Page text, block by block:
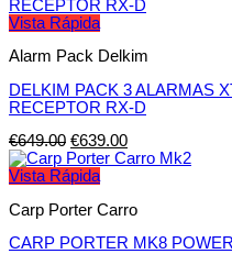
Vista Rápida
Alarm Pack Delkim
DELKIM PACK 3 ALARMAS
RECEPTOR RX-D
€649.00 €639.00
Vista Rápida
Carp Porter Carro
CARP PORTER MK8